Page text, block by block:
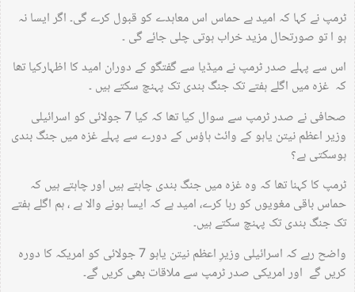
ٹرمپ نے کہا کہ امید ہے حماس اس معاہدے کو قبول کرے گی۔ اگر ایسا نہ
ہو ا تو صورتحال مزید خراب ہوتی چلی جائے گی ۔
اس سے پہلے صدر ٹرمپ نے میڈیا سے گفتگو کے دوران امید کا اظہارکیا تھا
کہ غزہ میں اگلے ہفتے تک جنگ بندی تک پہنچ سکتے ہیں ۔
صحافی نے صدر ٹرمپ سے سوال کیا تھا کہ کیا 7 جولائی کو اسرائیلی
وزیر اعظم نیتن یاہو کے وائٹ ہاؤس کے دورے سے پہلے غزہ میں جنگ بندی
ہوسکتی ہے؟
ٹرمپ کا کہنا تھا کہ وہ غزہ میں جنگ بندی چاہتے ہیں اور چاہتے ہیں کہ
حماس باقی مغویوں کو رہا کرے، امید ہے کہ ایسا ہونے والا ہے ، ہم اگلے ہفتے
تک جنگ بندی تک پہنچ سکتے ہیں۔
واضح رہے کہ اسرائیلی وزیرِ اعظم نیتن یاہو 7 جولائی کو امریکہ کا دورہ
کریں گے اور امریکی صدر ٹرمپ سے ملاقات بھی کریں گے۔